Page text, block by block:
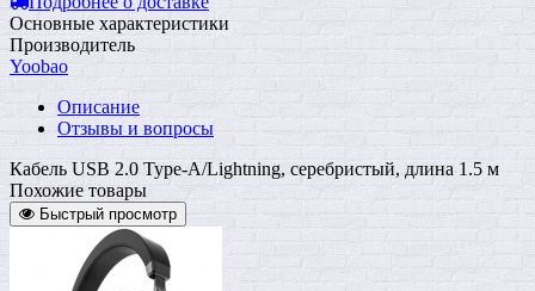
Основные характеристики
Производитель
Yoobao
Описание
Отзывы и вопросы
Кабель USB 2.0 Type-A/Lightning, серебристый, длина 1.5 м
Похожие товары
Быстрый просмотр